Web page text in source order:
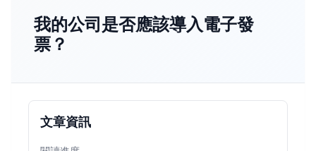
我的公司是否應該導入電子發
票？
文章資訊